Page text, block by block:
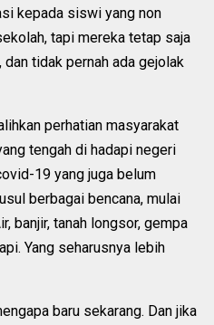
kepada siswi yang non
tapi mereka tetap saja
tidak pernah ada gejolak
perhatian masyarakat
tengah di hadapi negeri
19 yang juga belum
berbagai bencana, mulai
banjir, tanah longsor, gempa
Yang seharusnya lebih
baru sekarang. Dan jika